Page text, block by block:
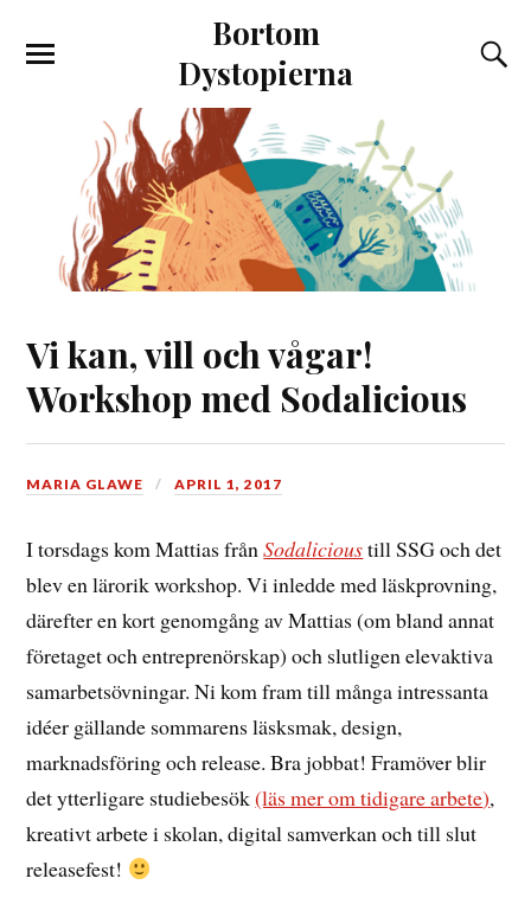
Bortom
Dystopierna
Vi kan, vill och vågar!
Workshop med Sodalicious
MARIA GLAWE APRIL 1, 2017
I torsdags kom Mattias frånSodalicioustill SSG och det
blev en lärorik workshop. Vi inledde med läskprovning,
därefter en kort genomgång av Mattias (om bland annat
företaget och entreprenörskap) och slutligen elevaktiva
samarbetsövningar. Ni kom fram till många intressanta
idéer gällande sommarens läsksmak, design,
marknadsföring och release. Bra jobbat! Framöver blir
det ytterligare studiebesök(läs mer om tidigare arbete),
kreativt arbete i skolan, digital samverkan och till slut
releasefest!